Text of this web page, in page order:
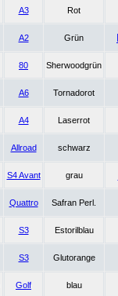
A3 Rot
A2 Grün
80 Sherwoodgrün
A6 Tornadorot
A4 Laserrot
Allroad schwarz
S4 Avant grau
Quattro Safran Perl.
S3 Estorilblau
S3 Glutorange
Golf blau